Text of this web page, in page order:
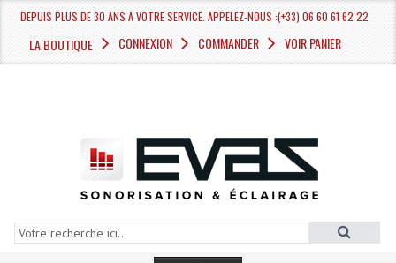
DEPUIS PLUS DE 30 ANS A VOTRE SERVICE. APPELEZ-NOUS :(+33) 06 60 61 62 22
LA BOUTIQUE CONNEXION COMMANDER VOIR PANIER